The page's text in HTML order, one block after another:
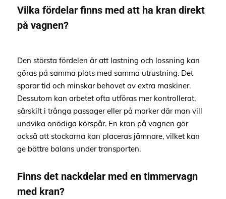
Vilka fördelar finns med att ha kran direkt
på vagnen?
Den största fördelen är att lastning och lossning kan
göras på samma plats med samma utrustning. Det
sparar tid och minskar behovet av extra maskiner.
Dessutom kan arbetet ofta utföras mer kontrollerat,
särskilt i trånga passager eller på marker där man vill
undvika onödiga körspår. En kran på vagnen gör
också att stockarna kan placeras jämnare, vilket kan
ge bättre balans under transporten.
Finns det nackdelar med en timmervagn
med kran?